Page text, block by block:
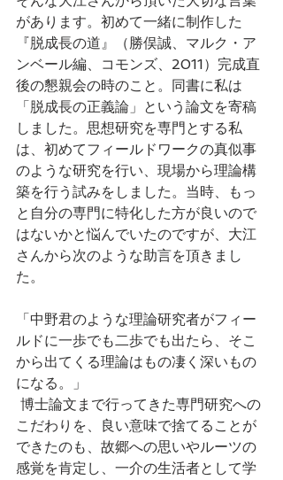
があります。初めて一緒に制作した
『脱成長の道』（勝俣誠、マルク・ア
ンベール編、コモンズ、2011）完成直
後の懇親会の時のこと。同書に私は
「脱成長の正義論」という論文を寄稿
しました。思想研究を専門とする私
は、初めてフィールドワークの真似事
のような研究を行い、現場から理論構
築を行う試みをしました。当時、もっ
と自分の専門に特化した方が良いので
はないかと悩んでいたのですが、大江
さんから次のような助言を頂きまし
た。
「中野君のような理論研究者がフィー
ルドに一歩でも二歩でも出たら、そこ
から出てくる理論はもの凄く深いもの
になる。」
こだわりを、良い意味で捨てることが
できたのも、故郷への思いやルーツの
感覚を肯定し、一介の生活者として学